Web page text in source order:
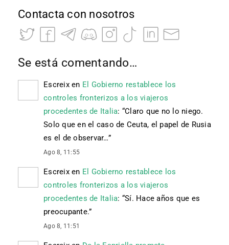
Contacta con nosotros
Se está comentando…
Escreixen El Gobierno restablece los
controles fronterizos a los viajeros
procedentes de Italia: “Claro que no lo niego.
Solo que en el caso de Ceuta, el papel de Rusia
es el de observar…”
Ago 8, 11:55
Escreixen El Gobierno restablece los
controles fronterizos a los viajeros
procedentes de Italia: “Sí. Hace años que es
preocupante.”
Ago 8, 11:51